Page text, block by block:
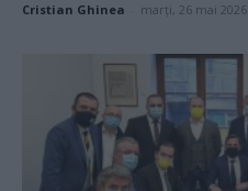
Cristian Ghinea marți, 26 mai 2026